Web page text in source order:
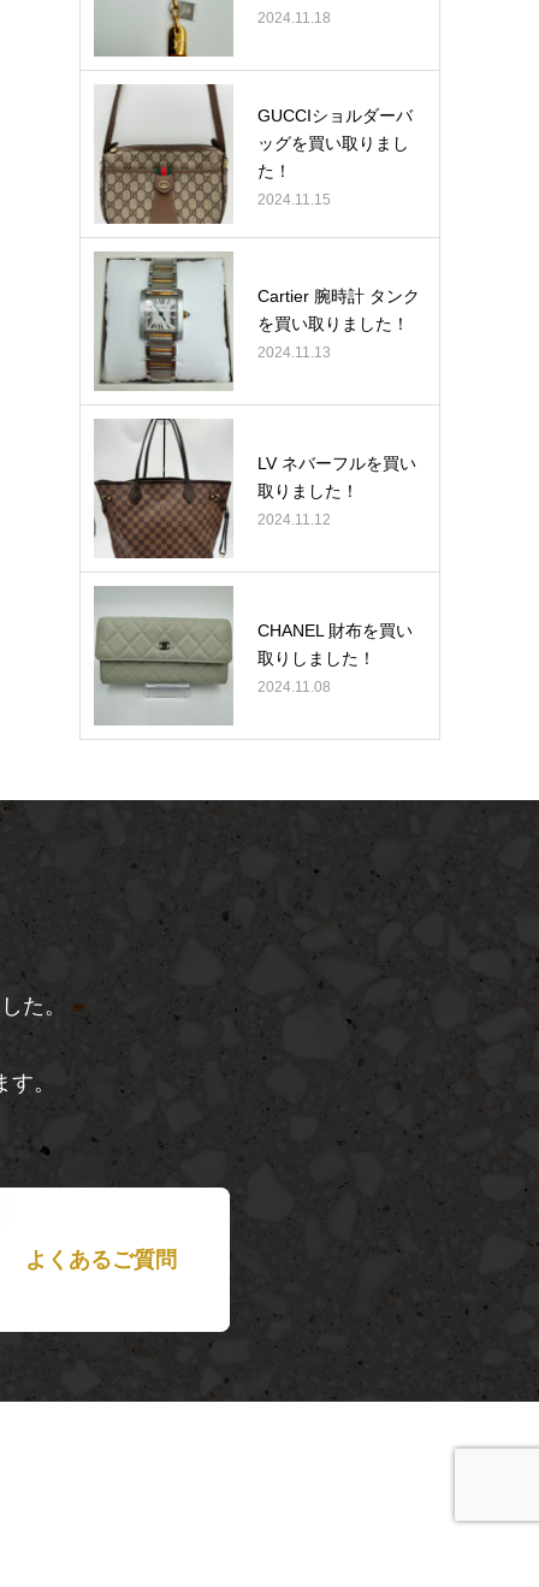
2024.11.18
GUCCIショルダーバ
ッグを買い取りまし
た！
2024.11.15
Cartier 腕時計 タンク
を買い取りました！
2024.11.13
LV ネバーフルを買い
取りました！
2024.11.12
CHANEL 財布を買い
取りしました！
2024.11.08
た。
。
よくあるご質問